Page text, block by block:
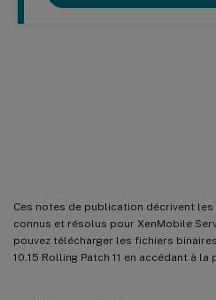
Ces notes de publication décrivent
connus et résolus pour XenMobile
pouvez télécharger les fichiers
10.15 Rolling Patch 11 en accédant à la